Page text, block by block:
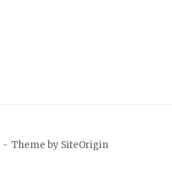
Theme by SiteOrigin